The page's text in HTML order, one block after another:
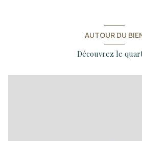
AUTOUR DU
Découvrez le